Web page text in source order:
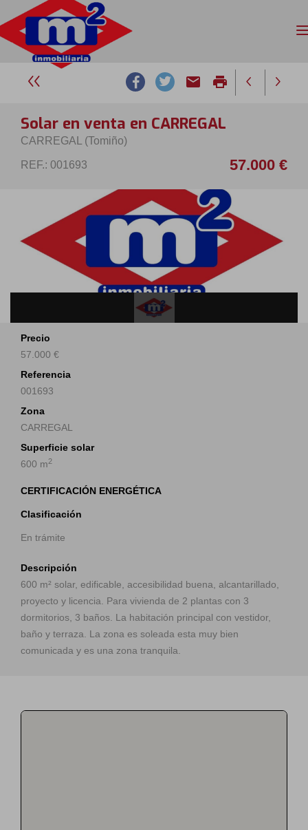
email print
Solar en venta en CARREGAL
CARREGAL (Tomiño)
REF.: 001693 57.000 €
Precio
57.000 €
Referencia
001693
Zona
CARREGAL
Superficie solar
600 m2
CERTIFICACIÓN ENERGÉTICA
Clasificación
En trámite
Descripción
600 m² solar, edificable, accesibilidad buena, alcantarillado,
proyecto y licencia. Para vivienda de 2 plantas con 3
dormitorios, 3 baños. La habitación principal con vestidor,
baño y terraza. La zona es soleada esta muy bien
comunicada y es una zona tranquila.